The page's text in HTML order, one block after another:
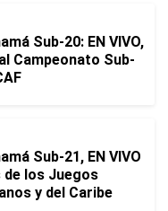
Sub-20: EN VIVO,
Campeonato Sub-
Sub-21, EN VIVO
de los Juegos
y del Caribe